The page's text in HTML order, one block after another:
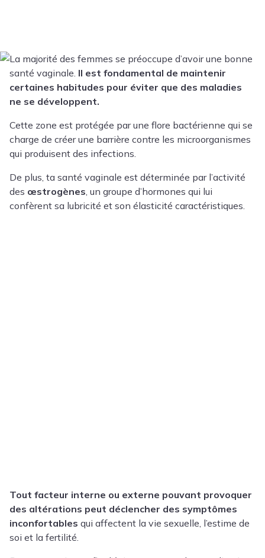
La majorité des femmes se préoccupe d’avoir une bonne
santé vaginale. Il est fondamental de maintenir
certaines habitudes pour éviter que des maladies
ne se développent.
Cette zone est protégée par une flore bactérienne qui se
charge de créer une barrière contre les microorganismes
qui produisent des infections.
De plus, ta santé vaginale est déterminée par l’activité
des œstrogènes , un groupe d’hormones qui lui
confèrent sa lubricité et son élasticité caractéristiques.
Tout facteur interne ou externe pouvant provoquer
des altérations peut déclencher des symptômes
inconfortables qui affectent la vie sexuelle, l’estime de
soi et la fertilité.